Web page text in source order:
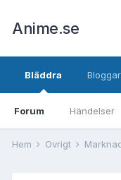
Anime.se
Bläddra
Forum Händelser
Bloggar
Hem Övrigt